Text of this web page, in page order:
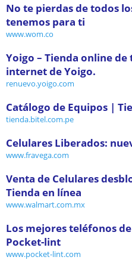
No te pierdas de todos
tenemos para ti
www.wom.co
Yoigo – Tienda online
internet de Yoigo.
renuevo.yoigo.com
Catálogo de Equipos |
tienda.bitel.com.pe
Celulares Liberados:
www.fravega.com
Venta de Celulares
Tienda en línea
www.walmart.com.mx
Los mejores teléfonos
Pocket-lint
www.pocket-lint.com